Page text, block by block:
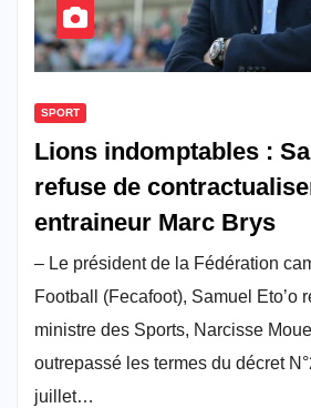
SPORT
Lions indomptables :
refuse de
entraineur Marc Brys
– Le président de la Fédération
Football (Fecafoot), Samuel Eto’o
ministre des Sports, Narcisse
outrepassé les termes du décret
juillet…